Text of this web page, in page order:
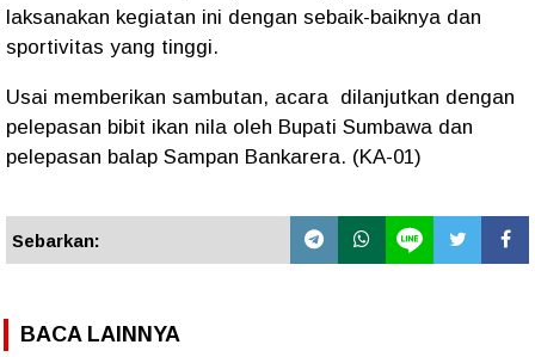
laksanakan kegiatan ini dengan sebaik-baiknya dan
sportivitas yang tinggi.
Usai memberikan sambutan, acara dilanjutkan dengan
pelepasan bibit ikan nila oleh Bupati Sumbawa dan
pelepasan balap Sampan Bankarera. (KA-01)
Sebarkan:
BACA LAINNYA